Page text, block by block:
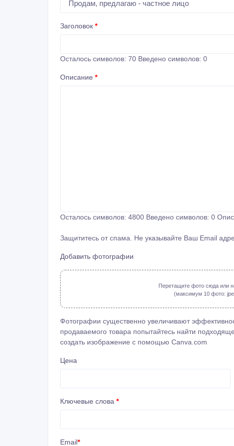
Заголовок *
Осталось символов: 70 Введено символов: 0
Описание *
Осталось символов: 4800 Введено символов: 0
Защититесь от спама. Не указывайте Ваш Email
Добавить фотографии
Перетащите фото сюда или
(максимум 10 фото:
Фотографии существенно увеличивают
продаваемого товара попытайтесь найти
создать изображение с помощью Canva.com
Цена
Ключевые слова *
Email*